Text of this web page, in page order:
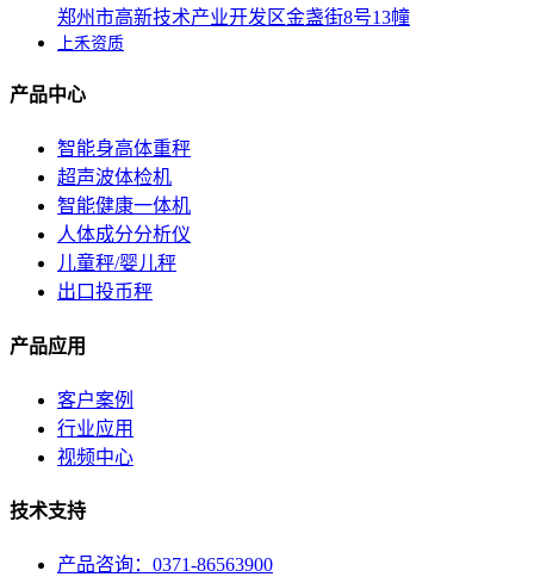
郑州市高新技术产业开发区金盏街8号13幢
上禾资质
产品中心
智能身高体重秤
超声波体检机
智能健康一体机
人体成分分析仪
儿童秤/婴儿秤
出口投币秤
产品应用
客户案例
行业应用
视频中心
技术支持
产品咨询：0371-86563900